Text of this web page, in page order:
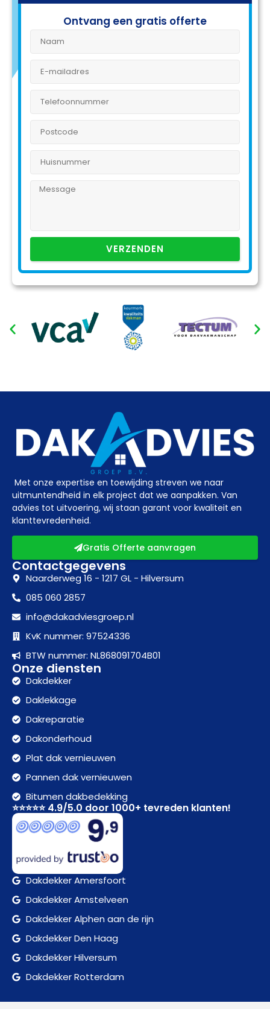
Ontvang een gratis offerte
VERZENDEN
Met onze expertise en toewijding streven we naar
uitmuntendheid in elk project dat we aanpakken. Van
advies tot uitvoering, wij staan garant voor kwaliteit en
klanttevredenheid.
Gratis Offerte aanvragen
Contactgegevens
Naarderweg 16 - 1217 GL - Hilversum
085 060 2857
info@dakadviesgroep.nl
KvK nummer: 97524336
BTW nummer: NL868091704B01
Onze diensten
Dakdekker
Daklekkage
Dakreparatie
Dakonderhoud
Plat dak vernieuwen
Pannen dak vernieuwen
Bitumen dakbedekking
⭐⭐⭐⭐⭐ 4.9/5.0 door 1000+ tevreden klanten!
Dakdekker Amersfoort
Dakdekker Amstelveen
Dakdekker Alphen aan de rijn
Dakdekker Den Haag
Dakdekker Hilversum
Dakdekker Rotterdam